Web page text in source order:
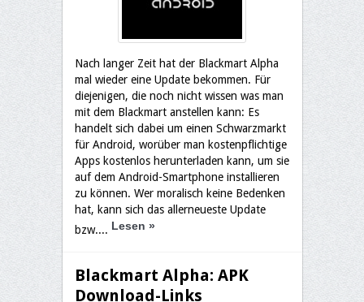
Nach langer Zeit hat der Blackmart Alpha
mal wieder eine Update bekommen. Für
diejenigen, die noch nicht wissen was man
mit dem Blackmart anstellen kann: Es
handelt sich dabei um einen Schwarzmarkt
für Android, worüber man kostenpflichtige
Apps kostenlos herunterladen kann, um sie
auf dem Android-Smartphone installieren
zu können. Wer moralisch keine Bedenken
hat, kann sich das allerneueste Update
bzw.... Lesen »
Blackmart Alpha: APK
Download-Links